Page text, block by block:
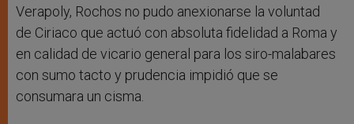
Verapoly, Rochos no pudo anexionarse la voluntad
de Ciriaco que actuó con absoluta fidelidad a Roma y
en calidad de vicario general para los siro-malabares
con sumo tacto y prudencia impidió que se
consumara un cisma.